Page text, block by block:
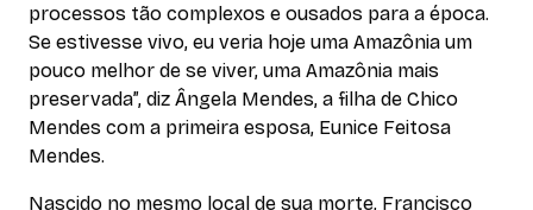
processos tão complexos e ousados para a época.
Se estivesse vivo, eu veria hoje uma Amazônia um
pouco melhor de se viver, uma Amazônia mais
preservada”, diz Ângela Mendes, a filha de Chico
Mendes com a primeira esposa, Eunice Feitosa
Mendes.
Nascido no mesmo local de sua morte, Francisco